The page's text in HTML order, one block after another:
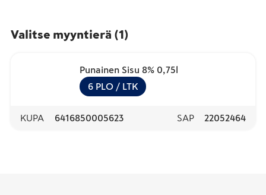
Valitse myyntierä (1)
Punainen Sisu 8% 0,75l
6 PLO / LTK
KUPA 6416850005623 SAP 22052464